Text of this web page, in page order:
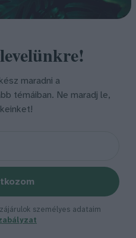
maradni a
témáiban. Ne maradj le,
személyes adataim